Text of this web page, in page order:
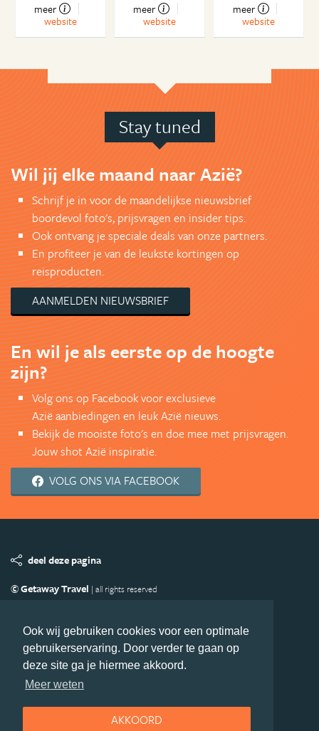
Ook wij gebruiken cookies voor een optimale
gebruikerservaring. Door verder te gaan op
deze site ga je hiermee akkoord.
Meer weten
AKKOORD
meer
website
meer
website
meer
website
Stay tuned
Wil jij elke maand naar Azië?
Schrijf je in voor de maandelijkse nieuwsbrief
boordevol foto's, prijsvragen en insider tips.
Ook ontvang je speciale deals van onze partners.
En profiteer je van de leukste kortingen op
reisproducten.
AANMELDEN NIEUWSBRIEF
En wil je als eerste op de hoogte
zijn?
Volg ons op Facebook voor exclusieve
Azië aanbiedingen en leuk Azië nieuws.
Bekijk de mooiste foto's en doe mee met prijsvragen.
Jouw shot Azië inspiratie.
VOLG ONS VIA FACEBOOK
deel deze pagina
© Getaway Travel | all rights reserved
Copyright
Privacy statement Disclaimer
Cookies
Volg Azie.nl
Nieuwsbrief
Facebook